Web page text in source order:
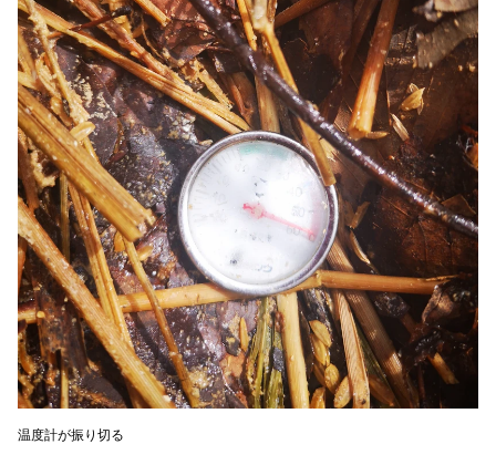
温度計が振り切る